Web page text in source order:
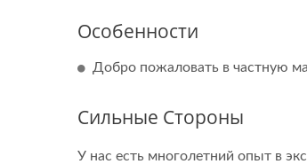
Особенности
Добро пожаловать в частную
Сильные Стороны
У нас есть многолетний опыт в